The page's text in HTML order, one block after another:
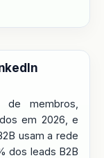
de membros,
em 2026, e
usam a rede
dos leads B2B